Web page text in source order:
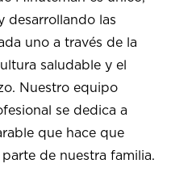
desarrollando las
uno a través de la
saludable y el
Nuestro equipo
se dedica a
que hace que
de nuestra familia.